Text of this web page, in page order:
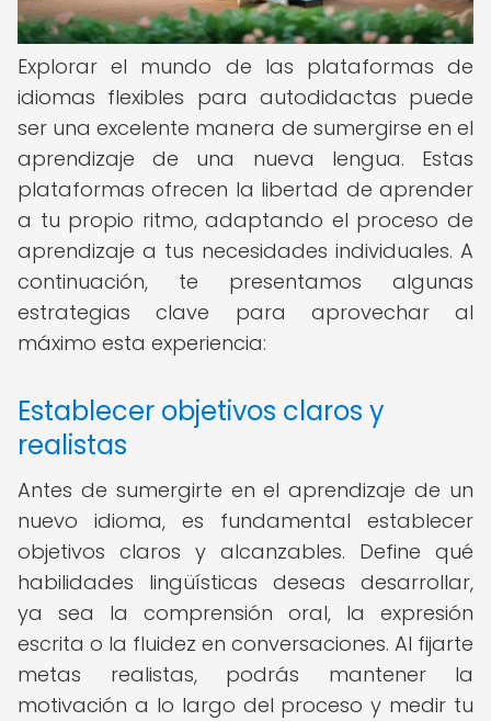
Explorar el mundo de las plataformas de
idiomas flexibles para autodidactas puede
ser una excelente manera de sumergirse en el
aprendizaje de una nueva lengua. Estas
plataformas ofrecen la libertad de aprender
a tu propio ritmo, adaptando el proceso de
aprendizaje a tus necesidades individuales. A
continuación, te presentamos algunas
estrategias clave para aprovechar al
máximo esta experiencia:
Establecer objetivos claros y
realistas
Antes de sumergirte en el aprendizaje de un
nuevo idioma, es fundamental establecer
objetivos claros y alcanzables. Define qué
habilidades lingüísticas deseas desarrollar,
ya sea la comprensión oral, la expresión
escrita o la fluidez en conversaciones. Al fijarte
metas realistas, podrás mantener la
motivación a lo largo del proceso y medir tu